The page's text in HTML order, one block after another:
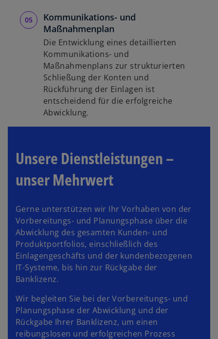
Kommunikations- und
Maßnahmenplan
Die Entwicklung eines detaillierten
Kommunikations- und
Maßnahmenplans zur strukturierten
Schließung der Konten und
Rückführung der Einlagen ist
entscheidend für die erfolgreiche
Abwicklung.
Unsere Dienstleistungen –
unser Mehrwert
Gerne unterstützen wir Ihr Vorhaben von der
Vorbereitungs- und Planungsphase über die
Abwicklung des gesamten Kunden- und
Produktportfolios, einschließlich des
Einlagengeschäfts und der kundenbezogenen
IT-Systeme, bis hin zur Rückgabe der
Banklizenz.
Wir begleiten Sie bei der Vorbereitungs- und
Planungsphase der Abwicklung und der
Rückgabe Ihrer Banklizenz, um einen
reibungslosen und erfolgreichen Prozess